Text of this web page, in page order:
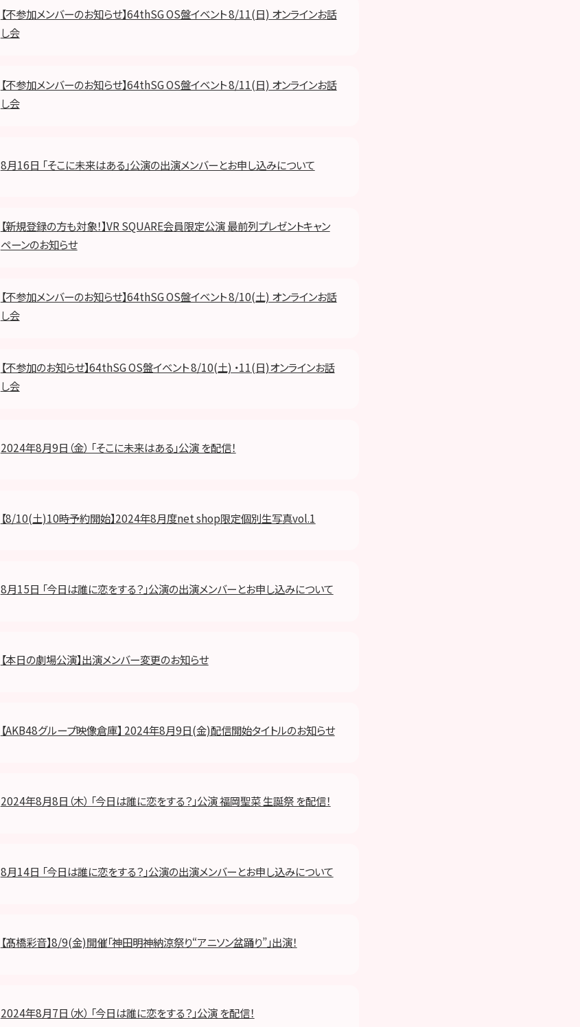
【不参加メンバーのお知らせ】64thSG OS盤イベント 8/11(日) オンラインお話
し会
【不参加メンバーのお知らせ】64thSG OS盤イベント 8/11(日) オンラインお話
し会
8月16日 「そこに未来はある」公演の出演メンバーとお申し込みについて
【新規登録の方も対象！】VR SQUARE会員限定公演 最前列プレゼントキャン
ペーンのお知らせ
【不参加メンバーのお知らせ】64thSG OS盤イベント 8/10(土) オンラインお話
し会
【不参加のお知らせ】64thSG OS盤イベント 8/10(土) ・11(日)オンラインお話
し会
2024年8月9日（金） 「そこに未来はある」公演 を配信！
【8/10(土)10時予約開始】2024年8月度net shop限定個別生写真vol.1
8月15日 「今日は誰に恋をする？」公演の出演メンバーとお申し込みについて
【本日の劇場公演】出演メンバー変更のお知らせ
【AKB48グループ映像倉庫】 2024年8月9日(金)配信開始タイトルのお知らせ
2024年8月8日（木） 「今日は誰に恋をする？」公演 福岡聖菜 生誕祭 を配信！
8月14日 「今日は誰に恋をする？」公演の出演メンバーとお申し込みについて
【髙橋彩音】8/9(金)開催「神田明神納涼祭り“アニソン盆踊り”」出演！
2024年8月7日（水） 「今日は誰に恋をする？」公演 を配信！